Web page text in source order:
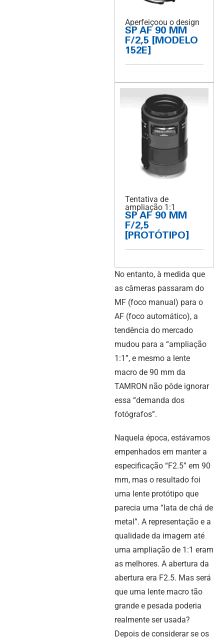
Aperfeiçoou o design
SP AF 90 MM
F/2,5 [MODELO
152E]
Tentativa de
ampliação 1:1
SP AF 90 MM
F/2,5
[PROTÓTIPO]
No entanto, à medida que
as câmeras passaram do
MF (foco manual) para o
AF (foco automático), a
tendência do mercado
mudou para a “ampliação
1:1”, e mesmo a lente
macro de 90 mm da
TAMRON não pôde ignorar
essa “demanda dos
fotógrafos”.
Naquela época, estávamos
empenhados em manter a
especificação “F2.5” em 90
mm, mas o resultado foi
uma lente protótipo que
parecia uma “lata de chá de
metal”. A representação e a
qualidade da imagem até
uma ampliação de 1:1 eram
as melhores. A abertura da
abertura era F2.5. Mas será
que uma lente macro tão
grande e pesada poderia
realmente ser usada?
Depois de considerar se os